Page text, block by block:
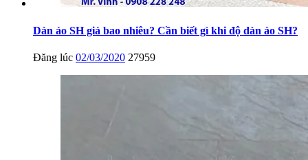
Dàn áo SH giá bao nhiêu? Cần biết gì khi độ dàn áo SH?
Đăng lúc 02/03/2020 27959